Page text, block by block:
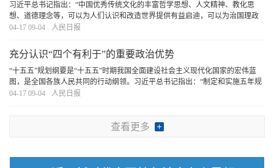
习近平总书记指出：“中国优秀传统文化的丰富哲学思想、人文精神、教化思
想、道德理念等，可以为人们认识和改造世界提供有益启迪，可以为治国理政
提供有益启示”。我们要坚持古为今用、推陈出新，结合实际，不断从中华优秀
04-17 09-04 人民日报
充分认识“四个有利于”的重要政治优势
“十五五”规划纲要是“十五五”时期我国全面建设社会主义现代化国家的宏伟蓝
图，是全国各族人民共同的行动纲领。习近平总书记指出：“制定和实施五年规
划是我们党治国理政一条重要经验，是中国特色社会主义制度一个重要政治优
04-17 09-04 人民日报
查看更多